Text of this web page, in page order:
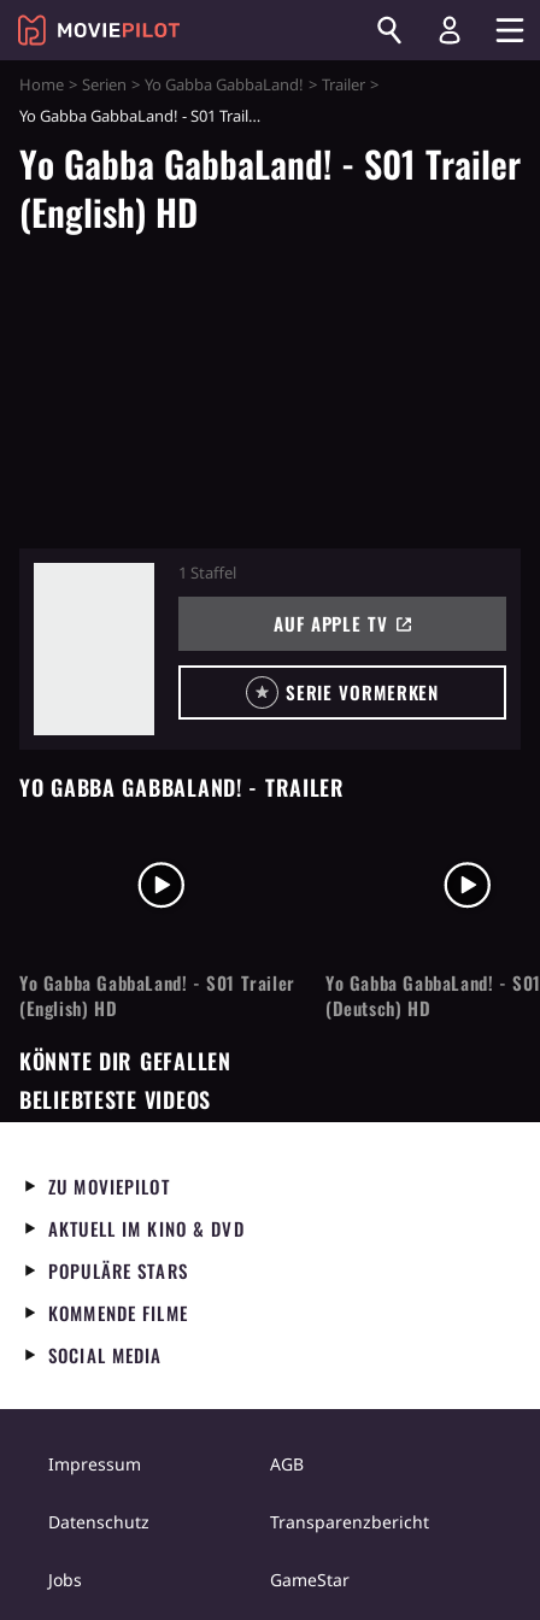
Home Serien Yo Gabba GabbaLand!
Trailer
Yo Gabba GabbaLand! - S01 Trailer (English) HD
Yo Gabba GabbaLand! - S01 Trailer
(English) HD
1 Staffel
AUF APPLE TV
SERIE VORMERKEN
YO GABBA GABBALAND! - TRAILER
Yo Gabba GabbaLand! - S01 Trailer
(English) HD
Yo Gabba GabbaLand! -
(Deutsch) HD
KÖNNTE DIR GEFALLEN
BELIEBTESTE VIDEOS
ZU MOVIEPILOT
AKTUELL IM KINO & DVD
POPULÄRE STARS
KOMMENDE FILME
SOCIAL MEDIA
Impressum AGB
Datenschutz Transparenzbericht
Jobs GameStar